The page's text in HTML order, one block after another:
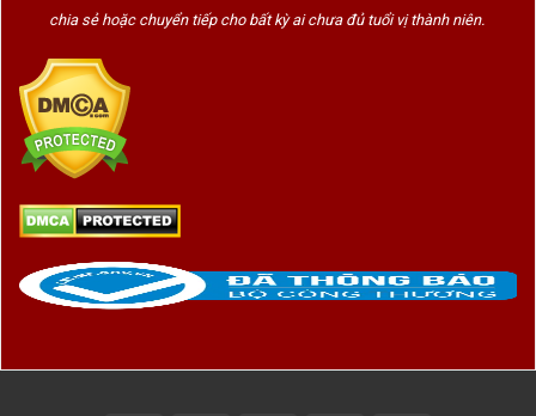
chia sẻ hoặc chuyển tiếp cho bất kỳ ai chưa đủ tuổi vị thành niên.